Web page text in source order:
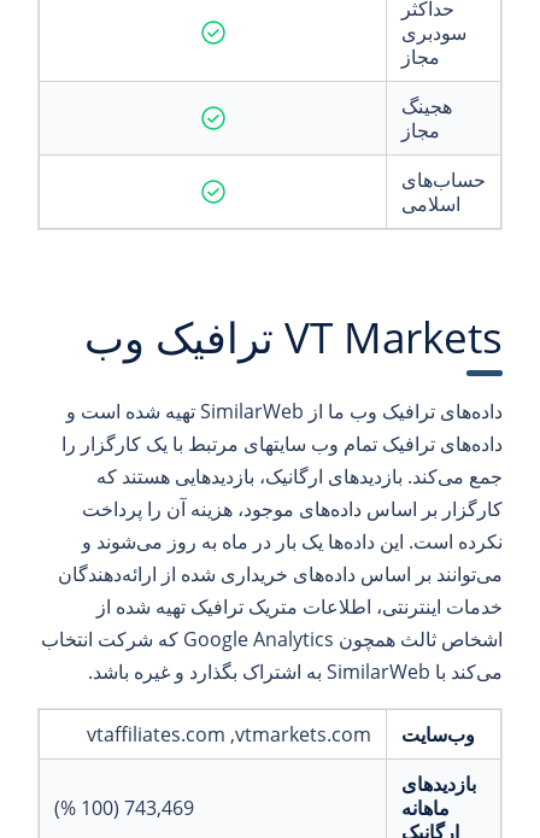
حداکثر
سودبری
مجاز
هجینگ
مجاز
حساب‌های
اسلامی
VT Markets ترافیک وب
داده‌های ترافیک وب ما از SimilarWeb تهیه شده است و
داده‌های ترافیک تمام وب سایتهای مرتبط با یک کارگزار را
جمع می‌کند. بازدیدهای ارگانیک، بازدیدهایی هستند که
کارگزار بر اساس داده‌های موجود، هزینه آن را پرداخت
نکرده است. این داده‌ها یک بار در ماه به روز می‌شوند و
می‌توانند بر اساس داده‌های خریداری شده از ارائه‌دهندگان
خدمات اینترنتی، اطلاعات متریک ترافیک تهیه شده از
اشخاص ثالث همچون Google Analytics که شرکت انتخاب
می‌کند با SimilarWeb به اشتراک بگذارد و غیره باشد.
وب‌سایت vtmarkets.com
vtaffiliates.com
بازدیدهای
ماهانه
ارگانیک
743,469 (100 %)